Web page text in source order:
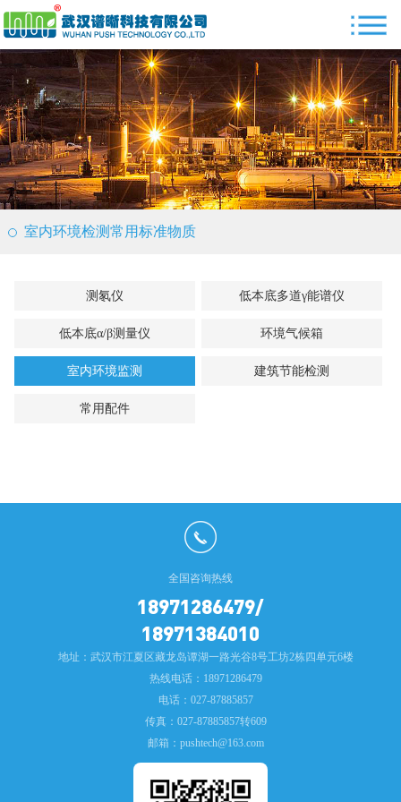
室内环境检测常用标准物质
测氡仪 低本底多道γ能谱仪
低本底α/β测量仪 环境气候箱
室内环境监测 建筑节能检测
常用配件
全国咨询热线
18971286479/
18971384010
地址：武汉市江夏区藏龙岛谭湖一路光谷8号工坊2栋四单元6楼
热线电话：18971286479
电话：027-87885857
传真：027-87885857转609
邮箱：pushtech@163.com